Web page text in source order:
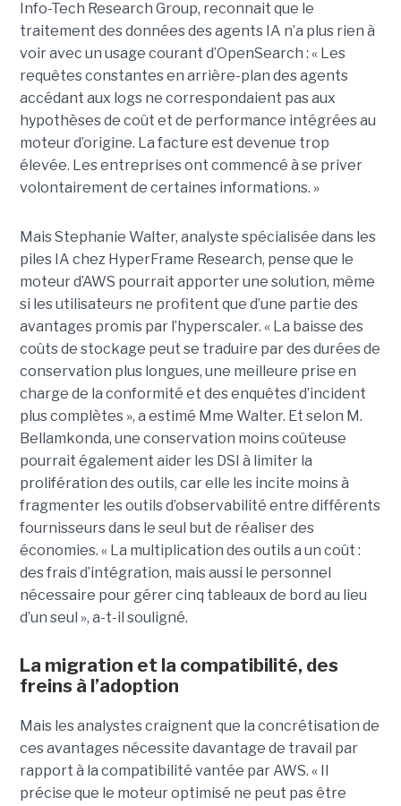
Info-Tech Research Group, reconnait que le
traitement des données des agents IA n’a plus rien à
voir avec un usage courant d’OpenSearch : « Les
requêtes constantes en arrière-plan des agents
accédant aux logs ne correspondaient pas aux
hypothèses de coût et de performance intégrées au
moteur d’origine. La facture est devenue trop
élevée. Les entreprises ont commencé à se priver
volontairement de certaines informations. »
Mais Stephanie Walter, analyste spécialisée dans les
piles IA chez HyperFrame Research, pense que le
moteur d’AWS pourrait apporter une solution, même
si les utilisateurs ne profitent que d’une partie des
avantages promis par l’hyperscaler. « La baisse des
coûts de stockage peut se traduire par des durées de
conservation plus longues, une meilleure prise en
charge de la conformité et des enquêtes d’incident
plus complètes », a estimé Mme Walter. Et selon M.
Bellamkonda, une conservation moins coûteuse
pourrait également aider les DSI à limiter la
prolifération des outils, car elle les incite moins à
fragmenter les outils d’observabilité entre différents
fournisseurs dans le seul but de réaliser des
économies. « La multiplication des outils a un coût :
des frais d’intégration, mais aussi le personnel
nécessaire pour gérer cinq tableaux de bord au lieu
d’un seul », a-t-il souligné.
La migration et la compatibilité, des
freins à l’adoption
Mais les analystes craignent que la concrétisation de
ces avantages nécessite davantage de travail par
rapport à la compatibilité vantée par AWS. « Il
précise que le moteur optimisé ne peut pas être